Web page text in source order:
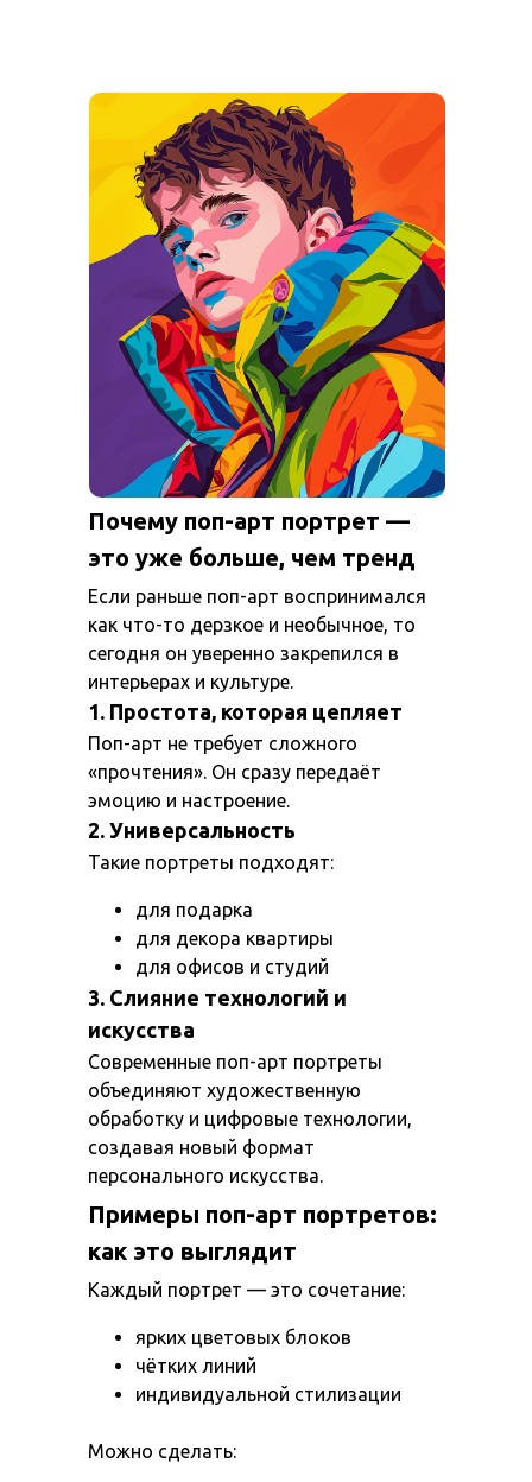
Почему поп-арт портрет —
это уже больше, чем тренд
Если раньше поп-арт воспринимался
как что-то дерзкое и необычное, то
сегодня он уверенно закрепился в
интерьерах и культуре.
1. Простота, которая цепляет
Поп-арт не требует сложного
«прочтения». Он сразу передаёт
эмоцию и настроение.
2. Универсальность
Такие портреты подходят:
для подарка
для декора квартиры
для офисов и студий
3. Слияние технологий и
искусства
Современные поп-арт портреты
объединяют художественную
обработку и цифровые технологии,
создавая новый формат
персонального искусства.
Примеры поп-арт портретов:
как это выглядит
Каждый портрет — это сочетание:
ярких цветовых блоков
чётких линий
индивидуальной стилизации
Можно сделать: